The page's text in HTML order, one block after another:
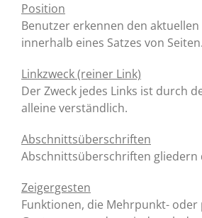
Position
Benutzer erkennen den
innerhalb eines Satzes von Seiten.
Linkzweck (reiner Link)
Der Zweck jedes Links ist durch
alleine verständlich.
Abschnittsüberschriften
Abschnittsüberschriften gliedern
Zeigergesten
Funktionen, die Mehrpunkt- oder